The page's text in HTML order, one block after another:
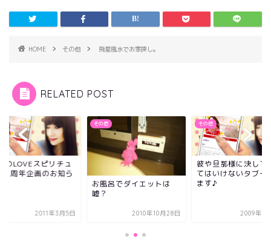
HOME その他 飛星風水でお家探し。
RELATED POST
のLOVEスピリチュ
３周年企画のお知ら
2011年3月5日
その他
お風呂でダイエットは
嘘？
2010年10月28日
その他
彼や旦那様に決して
てはいけないタブー
ます♪
2009年8